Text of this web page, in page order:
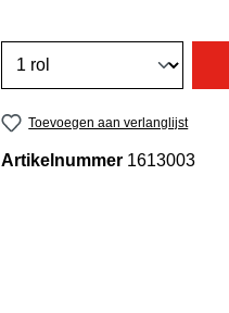
Toevoegen aan verlanglijst
Artikelnummer 1613003